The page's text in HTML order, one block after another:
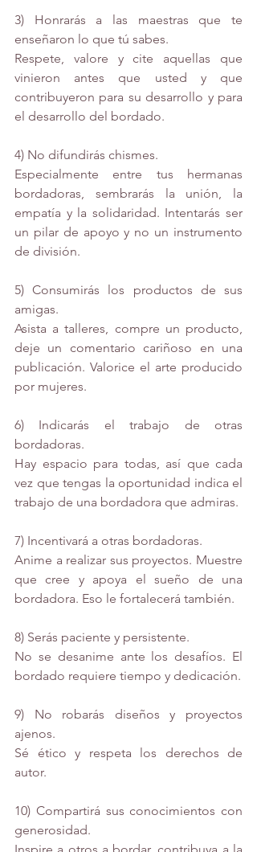
3) Honrarás a las maestras que te
enseñaron lo que tú sabes.
Respete, valore y cite aquellas que
vinieron antes que usted y que
contribuyeron para su desarrollo y para
el desarrollo del bordado.
4) No difundirás chismes.
Especialmente entre tus hermanas
bordadoras, sembrarás la unión, la
empatía y la solidaridad. Intentarás ser
un pilar de apoyo y no un instrumento
de división.
5) Consumirás los productos de sus
amigas.
Asista a talleres, compre un producto,
deje un comentario cariñoso en una
publicación. Valorice el arte producido
por mujeres.
6) Indicarás el trabajo de otras
bordadoras.
Hay espacio para todas, así que cada
vez que tengas la oportunidad indica el
trabajo de una bordadora que admiras.
7) Incentivará a otras bordadoras.
Anime a realizar sus proyectos. Muestre
que cree y apoya el sueño de una
bordadora. Eso le fortalecerá también.
8) Serás paciente y persistente.
No se desanime ante los desafíos. El
bordado requiere tiempo y dedicación.
9) No robarás diseños y proyectos
ajenos.
Sé ético y respeta los derechos de
autor.
10) Compartirá sus conocimientos con
generosidad.